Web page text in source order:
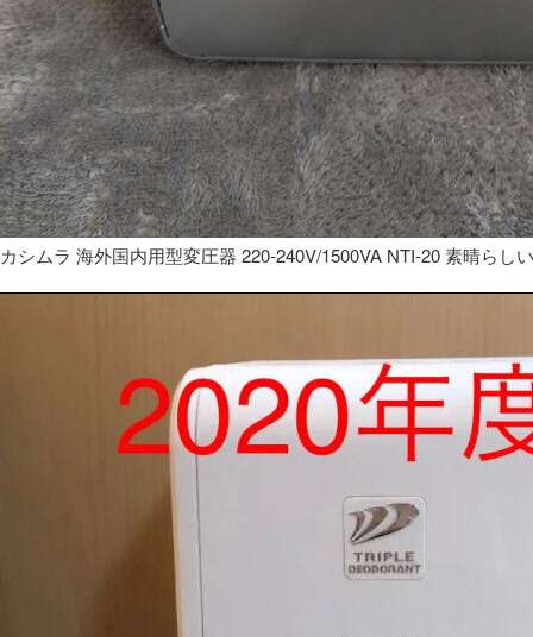
カシムラ 海外国内用型変圧器 220-240V/1500VA NTI-20 素晴らし